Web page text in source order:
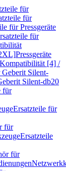
für
für
für Pressgeräte
für
Pressgeräte
Kompatibilität [4] /
Silent-
Silent-db20
für
Ersatzteile für
für
Ersatzteile
für